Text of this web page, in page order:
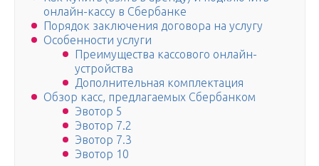
онлайн-кассу в Сбербанке
Порядок заключения договора на услугу
Особенности услуги
Преимущества кассового онлайн-
устройства
Дополнительная комплектация
Обзор касс, предлагаемых Сбербанком
Эвотор 5
Эвотор 7.2
Эвотор 7.3
Эвотор 10